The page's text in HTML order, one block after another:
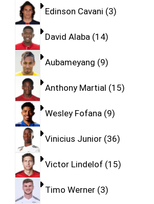
Edinson Cavani 3
David Alaba 14
Aubameyang 9
Anthony Martial 15
Wesley Fofana 9
Vinicius Junior 36
Victor Lindelof 15
Timo Werner 3